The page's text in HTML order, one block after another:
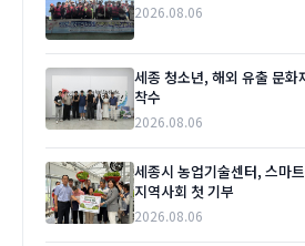
2026.08.06
세종 청소년, 해외 유출 문화
착수
2026.08.06
세종시 농업기술센터, 스마
지역사회 첫 기부
2026.08.06